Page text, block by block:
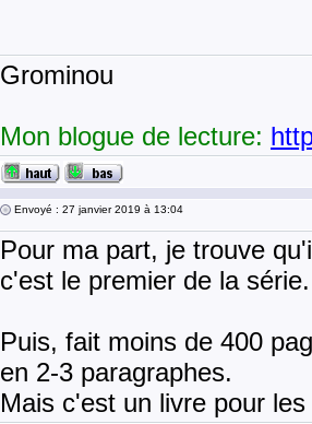
Grominou
Mon blogue de lecture:
Envoyé : 27 janvier 2019 à 13:04
Pour ma part, je trouve
c'est le premier de la série.
Puis, fait moins de 400
en 2-3 paragraphes.
Mais c'est un livre pour